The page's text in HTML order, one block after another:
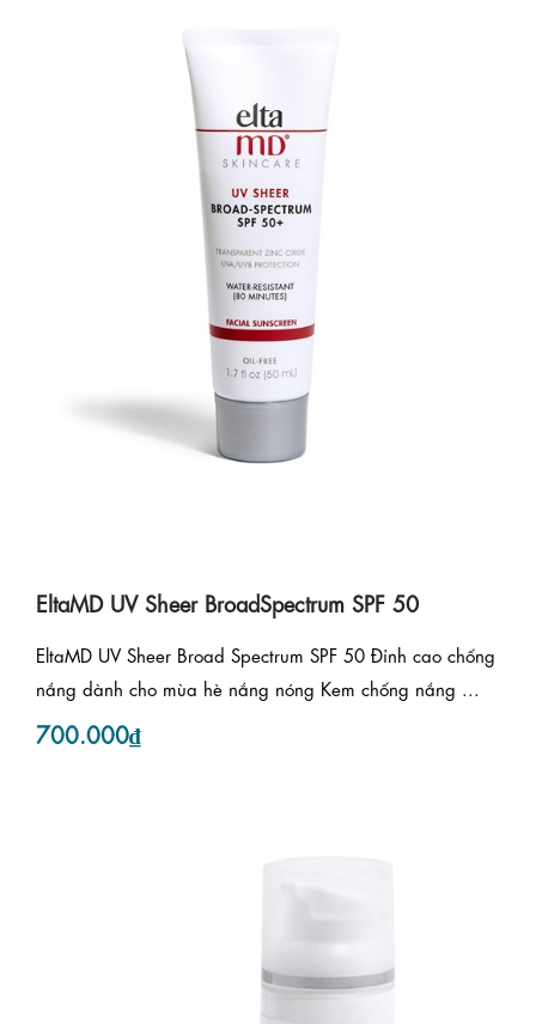
EltaMD UV Sheer BroadSpectrum SPF 50
EltaMD UV Sheer Broad Spectrum SPF 50 Đỉnh cao chống
nắng dành cho mùa hè nắng nóng Kem chống nắng ...
700.000₫